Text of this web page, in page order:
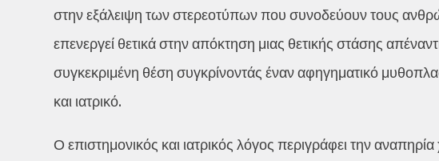
στην εξάλειψη των στερεοτύπων που συνοδεύουν τους
επενεργεί θετικά στην απόκτηση μιας θετικής στάσης
συγκεκριμένη θέση συγκρίνοντάς έναν αφηγηματικό
και ιατρικό.
Ο επιστημονικός και ιατρικός λόγος περιγράφει την